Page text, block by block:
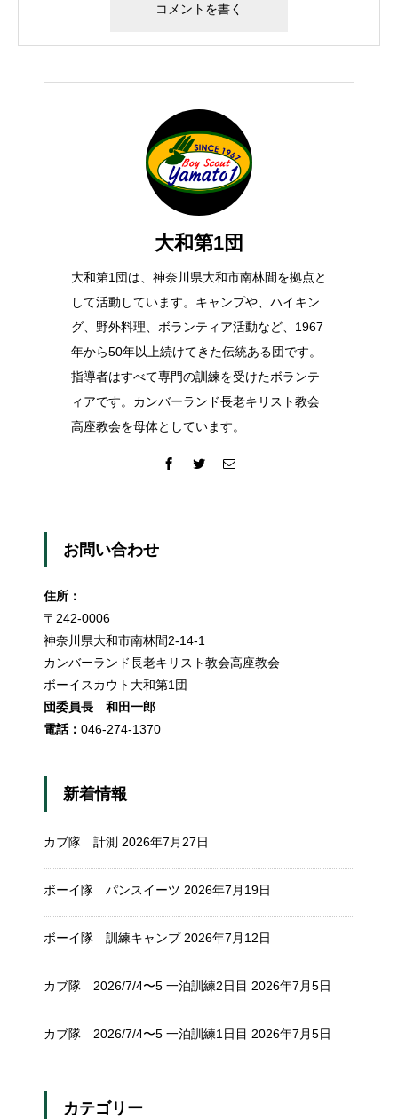
大和第1団
大和第1団は、神奈川県大和市南林間を拠点と
して活動しています。キャンプや、ハイキン
グ、野外料理、ボランティア活動など、1967
年から50年以上続けてきた伝統ある団です。
指導者はすべて専門の訓練を受けたボランテ
ィアです。カンバーランド長老キリスト教会
高座教会を母体としています。
お問い合わせ
住所：
〒242-0006
神奈川県大和市南林間2-14-1
カンバーランド長老キリスト教会高座教会
ボーイスカウト大和第1団
団委員長 和田一郎
電話： 046-274-1370
新着情報
カブ隊 計測 2026年7月27日
ボーイ隊 パンスイーツ 2026年7月19日
ボーイ隊 訓練キャンプ 2026年7月12日
カブ隊 2026/7/4〜5 一泊訓練2日目 2026年7月5日
カブ隊 2026/7/4〜5 一泊訓練1日目 2026年7月5日
カテゴリー